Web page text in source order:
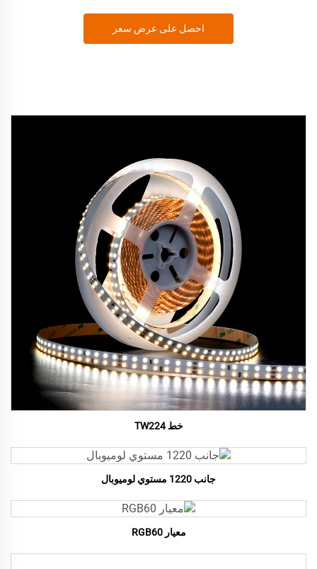
احصل على عرض سعر
خط TW224
جانب 1220 مستوي لوميوبال
معيار RGB60